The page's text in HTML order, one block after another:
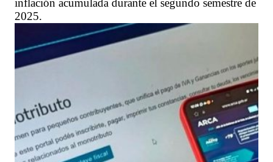
inflación acumulada durante el segundo semestre de
2025.